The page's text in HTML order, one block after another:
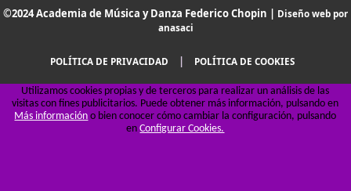
©2024 Academia de Música y Danza Federico Chopin | Diseño web por
anasaci
POLÍTICA DE PRIVACIDAD | POLÍTICA DE COOKIES
Utilizamos cookies propias y de terceros para realizar un análisis de las
visitas con fines publicitarios. Puede obtener más información, pulsando en
Más información o bien conocer cómo cambiar la configuración, pulsando
enConfigurar Cookies.